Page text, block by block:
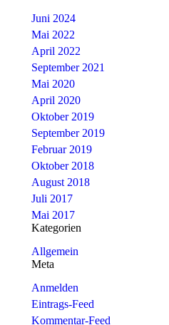
Juni 2024
Mai 2022
April 2022
September 2021
Mai 2020
April 2020
Oktober 2019
September 2019
Februar 2019
Oktober 2018
August 2018
Juli 2017
Mai 2017
Kategorien
Allgemein
Meta
Anmelden
Eintrags-Feed
Kommentar-Feed